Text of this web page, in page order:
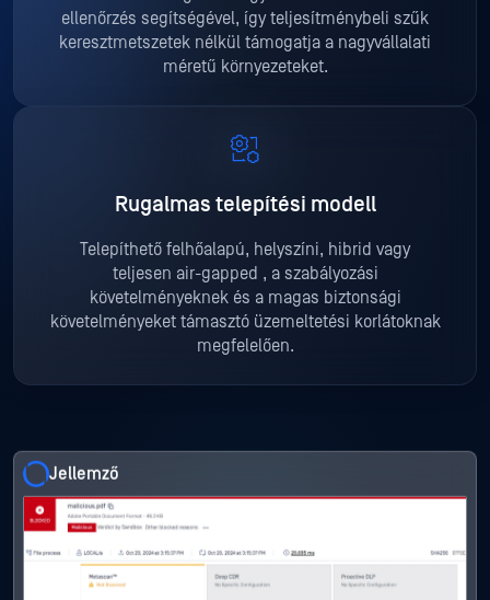
ellenőrzés segítségével, így teljesítménybeli szűk
keresztmetszetek nélkül támogatja a nagyvállalati
méretű környezeteket.
Rugalmas telepítési modell
Telepíthető felhőalapú, helyszíni, hibrid vagy
teljesen air-gapped , a szabályozási
követelményeknek és a magas biztonsági
követelményeket támasztó üzemeltetési korlátoknak
megfelelően.
Jellemző